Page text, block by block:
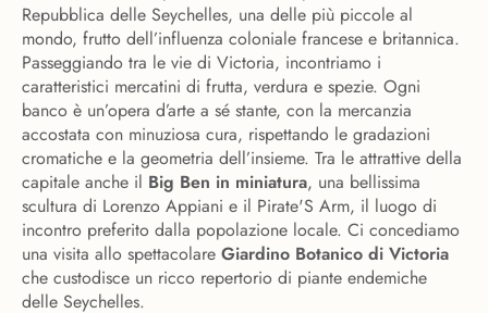
Repubblica delle Seychelles, una delle più piccole al
mondo, frutto dell’influenza coloniale francese e britannica.
Passeggiando tra le vie di Victoria, incontriamo i
caratteristici mercatini di frutta, verdura e spezie. Ogni
banco è un’opera d’arte a sé stante, con la mercanzia
accostata con minuziosa cura, rispettando le gradazioni
cromatiche e la geometria dell’insieme. Tra le attrattive della
capitale anche il Big Ben in miniatura, una bellissima
scultura di Lorenzo Appiani e il Pirate'S Arm, il luogo di
incontro preferito dalla popolazione locale. Ci concediamo
una visita allo spettacolare Giardino Botanico di Victoria
che custodisce un ricco repertorio di piante endemiche
delle Seychelles.